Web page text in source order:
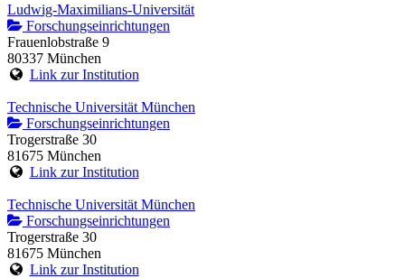
Ludwig-Maximilians-Universität
Forschungseinrichtungen
Frauenlobstraße 9
80337 München
Link zur Institution
Technische Universität München
Forschungseinrichtungen
Trogerstraße 30
81675 München
Link zur Institution
Technische Universität München
Forschungseinrichtungen
Trogerstraße 30
81675 München
Link zur Institution